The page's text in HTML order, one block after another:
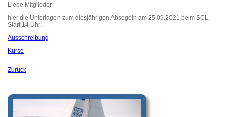
Liebe Mitglieder,
hier die Unterlagen zum diesjährigen Absegeln am 25.09.2021 beim SCL,
Start 14 Uhr:
Ausschreibung
Kurse
Zurück